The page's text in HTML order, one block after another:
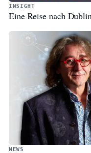
INSIGHT
Eine Reise nach Dublin
NEWS